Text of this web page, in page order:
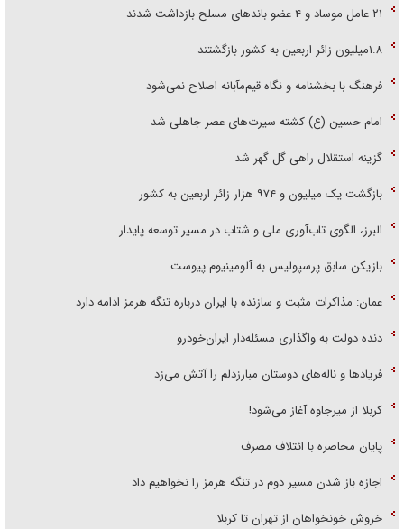
۲۱ عامل موساد و ۴ عضو باند‌های مسلح بازداشت شدند
۱.۸میلیون زائر اربعین به کشور بازگشتند
فرهنگ با بخشنامه و نگاه قیم‌مآبانه اصلاح نمی‌شود
امام حسین (ع) کشته سیرت‌های عصر جاهلی شد
گزینه استقلال راهی گل گهر شد
بازگشت یک میلیون و ۹۷۴ هزار زائر اربعین به کشور
البرز، الگوی تاب‌آوری ملی و شتاب در مسیر توسعه پایدار
بازیکن سابق پرسپولیس به آلومینیوم پیوست
عمان: مذاکرات مثبت و سازنده با ایران درباره تنگه هرمز ادامه دارد
دنده دولت به واگذاری مسئله‌دار ایران‌خودرو
فریاد‌ها و ناله‌های دوستان مبارزدلم را آتش می‌زد
کربلا از میرجاوه آغاز می‌شود!
پایان محاصره با ائتلاف مصرف
اجازه باز شدن مسیر دوم در تنگه هرمز را نخواهیم داد
خروش خونخواهان از تهران تا کربلا